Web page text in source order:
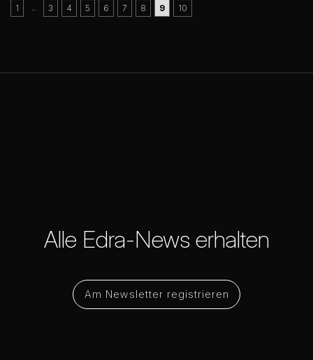
1
3 4 5 6 7 8 9 10
Am Newsletter registrieren
Alle Edra-News erhalten